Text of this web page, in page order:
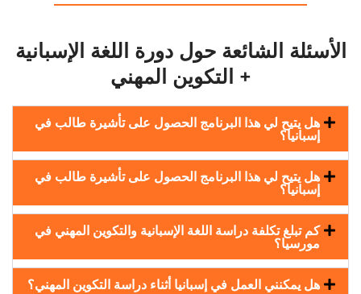
الأسئلة الشائعة حول دورة اللغة الإسبانية
+ التكوين المهني
هل يتيح لي هذا البرنامج الحصول على تأشيرة طالب في
إسبانيا؟
هل يتيح لي هذا البرنامج الحصول على تأشيرة طالب في
إسبانيا؟
كم تبلغ تكلفة دراسة اللغة الإسبانية والتكوين المهني في
مورسيا؟
هل يمكنني العمل في إسبانيا أثناء دراسة التكوين المهني؟